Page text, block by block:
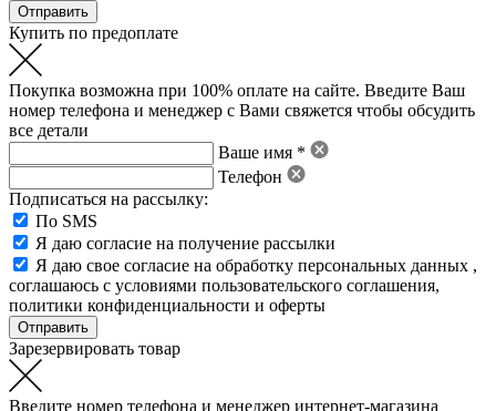
Купить по предоплате
Покупка возможна при 100% оплате на сайте. Введите Ваш
номер телефона и менеджер с Вами свяжется чтобы обсудить
все детали
Ваше имя *
Телефон
Подписаться на рассылку:
По SMS
Я даю согласие на получение рассылки
Я даю свое согласие на обработку персональных данных ,
соглашаюсь с условиями пользовательского соглашения,
политики конфиденциальности и оферты
Зарезервировать товар
Введите номер телефона и менеджер интернет-магазина